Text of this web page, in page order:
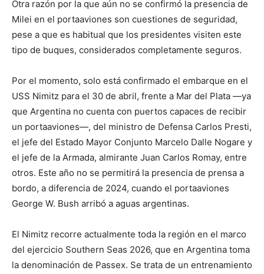
Otra razón por la que aún no se confirmó la presencia de
Milei en el portaaviones son cuestiones de seguridad,
pese a que es habitual que los presidentes visiten este
tipo de buques, considerados completamente seguros.
Por el momento, solo está confirmado el embarque en el
USS Nimitz para el 30 de abril, frente a Mar del Plata —ya
que Argentina no cuenta con puertos capaces de recibir
un portaaviones—, del ministro de Defensa Carlos Presti,
el jefe del Estado Mayor Conjunto Marcelo Dalle Nogare y
el jefe de la Armada, almirante Juan Carlos Romay, entre
otros. Este año no se permitirá la presencia de prensa a
bordo, a diferencia de 2024, cuando el portaaviones
George W. Bush arribó a aguas argentinas.
El Nimitz recorre actualmente toda la región en el marco
del ejercicio Southern Seas 2026, que en Argentina toma
la denominación de Passex. Se trata de un entrenamiento